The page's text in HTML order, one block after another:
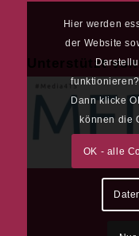
Unterstützt
Hier werden
der Website
Dann klicke
können die
OK - alle